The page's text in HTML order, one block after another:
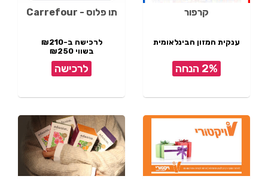
קרפור
ענקית המזון הבינלאומית
2% הנחה
תו פלוס - Carrefour
לרכישה ב-₪210
בשווי ₪250
לרכישה